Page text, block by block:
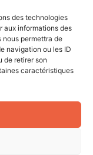
des technologies
aux informations des
permettra de
navigation ou les ID
de retirer son
caractéristiques
2023